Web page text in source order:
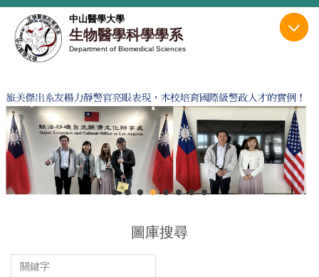
跳
到
主
容
區
中山醫學大學
生物醫學科學學系
Department of Biomedical Sciences
圖庫搜尋